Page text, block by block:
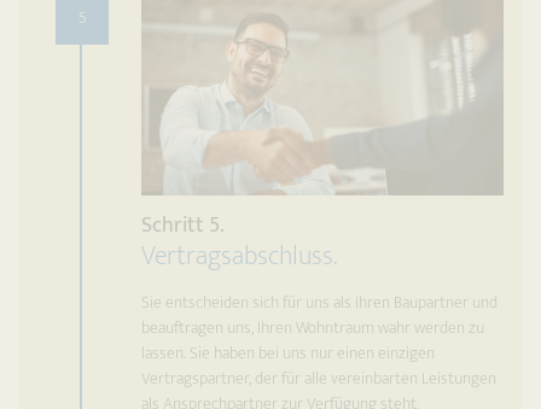
5
Schritt 5.
Vertragsabschluss.
Sie entscheiden sich für uns als Ihren Baupartner und
beauftragen uns, Ihren Wohntraum wahr werden zu
lassen. Sie haben bei uns nur einen einzigen
Vertragspartner, der für alle vereinbarten Leistungen
als Ansprechpartner zur Verfügung steht.